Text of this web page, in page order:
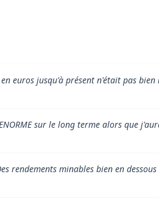
euros jusqu'à présent n'était pas bien
sur le long terme alors que
rendements minables bien en dessous